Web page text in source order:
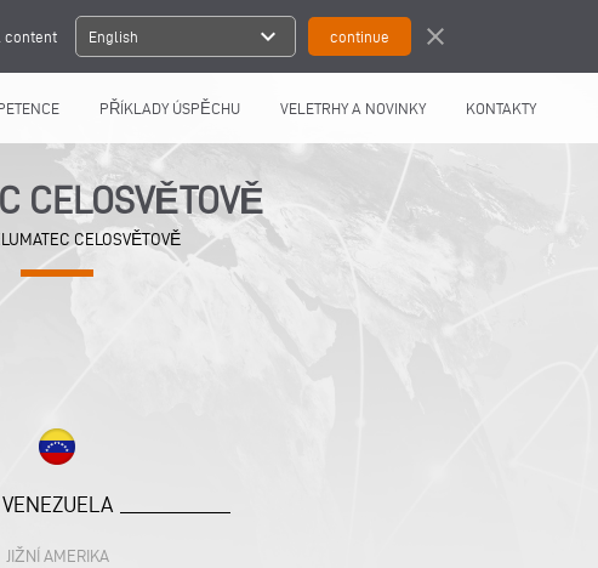
content English expand_more close
PŘÍKLADY ÚSPĚCHU VELETRHY A NOVINKY KONTAKTY
CELOSVĚTOVĚ
CELOSVĚTOVĚ
VENEZUELA
JIŽNÍ AMERIKA